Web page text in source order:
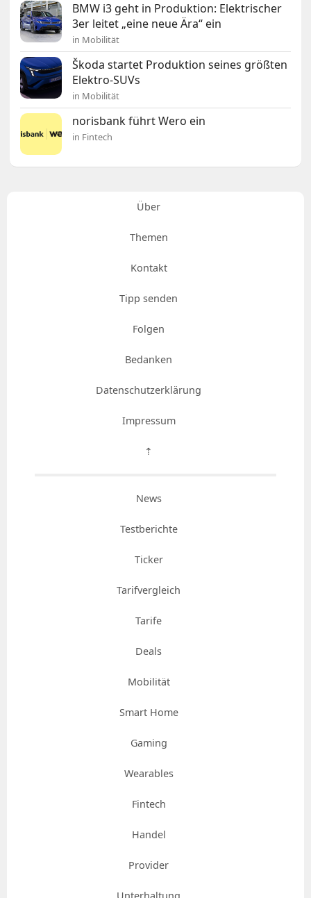
BMW i3 geht in Produktion: Elektrischer
3er leitet „eine neue Ära“ ein
in Mobilität
Škoda startet Produktion seines größten
Elektro-SUVs
in Mobilität
norisbank führt Wero ein
in Fintech
Über
Themen
Kontakt
Tipp senden
Folgen
Bedanken
Datenschutzerklärung
Impressum
⇡
News
Testberichte
Ticker
Tarifvergleich
Tarife
Deals
Mobilität
Smart Home
Gaming
Wearables
Fintech
Handel
Provider